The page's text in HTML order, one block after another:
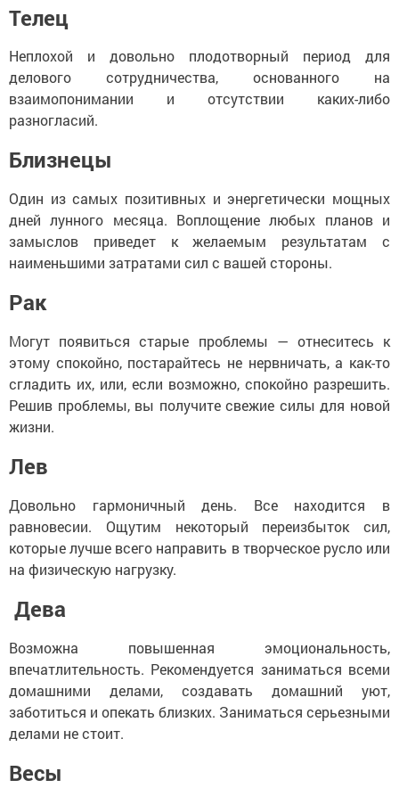
Телец
Неплохой и довольно плодотворный период для
делового сотрудничества, основанного на
взаимопонимании и отсутствии каких-либо
разногласий.
Близнецы
Один из самых позитивных и энергетически мощных
дней лунного месяца. Воплощение любых планов и
замыслов приведет к желаемым результатам с
наименьшими затратами сил с вашей стороны.
Рак
Могут появиться старые проблемы — отнеситесь к
этому спокойно, постарайтесь не нервничать, а как-то
сгладить их, или, если возможно, спокойно разрешить.
Решив проблемы, вы получите свежие силы для новой
жизни.
Лев
Довольно гармоничный день. Все находится в
равновесии. Ощутим некоторый переизбыток сил,
которые лучше всего направить в творческое русло или
на физическую нагрузку.
Дева
Возможна повышенная эмоциональность,
впечатлительность. Рекомендуется заниматься всеми
домашними делами, создавать домашний уют,
заботиться и опекать близких. Заниматься серьезными
делами не стоит.
Весы